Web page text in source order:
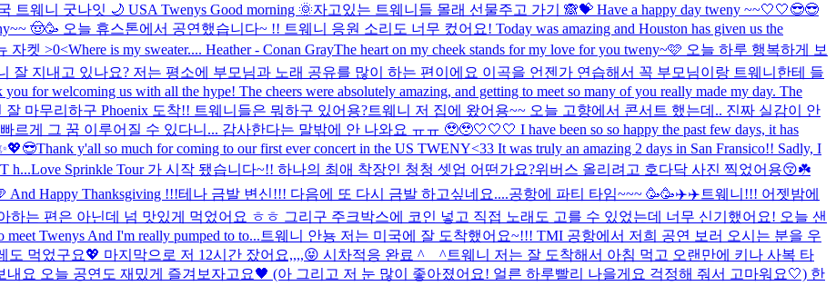
트웨니 굿나잇 🌙 USA Twenys Good morning 🌞자고있는 트웨니들 몰래 선물주고 가기 🙈💝 Have a happy day tweny ~~🤍🤍😎😎
🤠🥳 오늘 휴스톤에서 공연했습니다~ !! 트웨니 응원 소리도 너무 컸어요! Today was amazing and Houston has given us the
자켓 >0<Where is my sweater.... Heather - Conan GrayThe heart on my cheek stands for my love for you tweny~🩷 오늘 하루 행복하게 보
잘 지내고 있나요? 저는 평소에 부모님과 노래 공유를 많이 하는 편이에요 이곡을 언젠가 연습해서 꼭 부모님이랑 트웨니한테 들
for welcoming us with all the hype! The cheers were absolutely amazing, and getting to meet so many of you really made my day. The
잘 마무리하구 Phoenix 도착!! 트웨니들은 뭐하구 있어용?트웨니 저 집에 왔어용~~ 오늘 고향에서 콘서트 했는데.. 진짜 실감이 안
게 그 꿈 이루어질 수 있다니... 감사한다는 말밖에 안 나와요 ㅠㅠ 🥹🥹🤍🤍🤍 I have been so so happy the past few days, it has
😎Thank y'all so much for coming to our first ever concert in the US TWENY<33 It was truly an amazing 2 days in San Fransico!! Sadly, I
h...Love Sprinkle Tour 가 시작 됐습니다~!! 하나의 최애 착장인 청청 셋업 어떤가요?위버스 올리려고 호다닥 사진 찍었어용😚☘️
And Happy Thanksgiving !!!테나 금발 변신!!! 다음에 또 다시 금발 하고싶네요....공항에 파티 타임~~~ 🥳🥳✈️✈️ 트웨니!!! 어젯밤에
는 편은 아닌데 넘 맛있게 먹었어요 ㅎㅎ 그리구 주크박스에 코인 넣고 직접 노래도 고를 수 있었는데 너무 신기했어요! 오늘 샌
Twenys And I'm really pumped to to... 트웨니 안뇽 저는 미국에 잘 도착했어요~!!! TMI 공항에서 저희 공연 보러 오시는 분을 우
먹었구요💖 마지막으로 저 12시간 잤어요,,,,😝 시차적응 완료 ^__^트웨니 저는 잘 도착해서 아침 먹고 오랜만에 키나 사복 타
요 오늘 공연도 재밌게 즐겨보자고요🖤 (아 그리고 저 눈 많이 좋아졌어요! 얼른 하루빨리 나을게요 걱정해 줘서 고마워요🤍) 한